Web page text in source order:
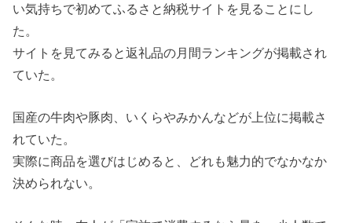
い気持ちで初めてふるさと納税サイトを見ることにし
た。
サイトを見てみると返礼品の月間ランキングが掲載され
ていた。
国産の牛肉や豚肉、いくらやみかんなどが上位に掲載さ
れていた。
実際に商品を選びはじめると、どれも魅力的でなかなか
決められない。